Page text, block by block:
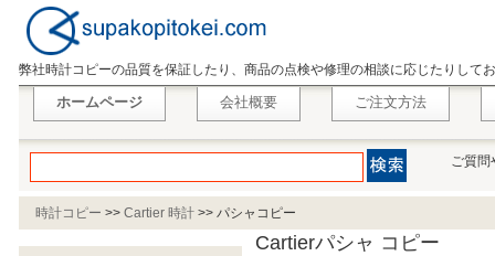
弊社時計コピーの品質を保証したり、商品の点検や修理の相談に応じたりして
ホームページ 会社概要 ご注文方法
ご質問
時計コピー >> Cartier 時計 >> パシャコピー
Cartierパシャ コピー